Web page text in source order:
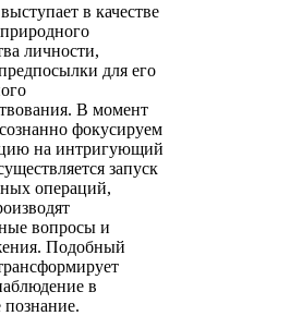
в качестве
личности,
для его
В момент
фокусируем
на интригующий
запуск
операций,
вопросы и
Подобный
в
познание.